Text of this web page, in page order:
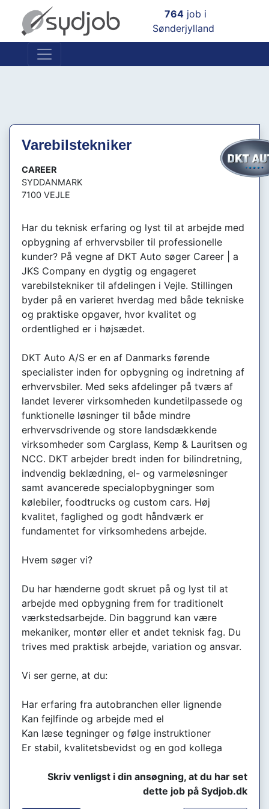
764 job i
Sønderjylland
Varebilstekniker
CAREER
SYDDANMARK
7100 VEJLE
Har du teknisk erfaring og lyst til at arbejde med
opbygning af erhvervsbiler til professionelle
kunder? På vegne af DKT Auto søger Career | a
JKS Company en dygtig og engageret
varebilstekniker til afdelingen i Vejle. Stillingen
byder på en varieret hverdag med både tekniske
og praktiske opgaver, hvor kvalitet og
ordentlighed er i højsædet.
DKT Auto A/S er en af Danmarks førende
specialister inden for opbygning og indretning af
erhvervsbiler. Med seks afdelinger på tværs af
landet leverer virksomheden kundetilpassede og
funktionelle løsninger til både mindre
erhvervsdrivende og store landsdækkende
virksomheder som Carglass, Kemp & Lauritsen og
NCC. DKT arbejder bredt inden for bilindretning,
indvendig beklædning, el- og varmeløsninger
samt avancerede specialopbygninger som
kølebiler, foodtrucks og custom cars. Høj
kvalitet, faglighed og godt håndværk er
fundamentet for virksomhedens arbejde.
Hvem søger vi?
Du har hænderne godt skruet på og lyst til at
arbejde med opbygning frem for traditionelt
værkstedsarbejde. Din baggrund kan være
mekaniker, montør eller et andet teknisk fag. Du
trives med praktisk arbejde, variation og ansvar.
Vi ser gerne, at du:
Har erfaring fra autobranchen eller lignende
Kan fejlfinde og arbejde med el
Kan læse tegninger og følge instruktioner
Er stabil, kvalitetsbevidst og en god kollega
Skriv venligst i din ansøgning, at du har set
dette job på Sydjob.dk